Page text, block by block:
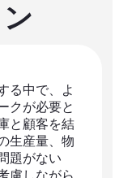
る中で、よ
クが必要と
と顧客を結
生産量、物
題がない